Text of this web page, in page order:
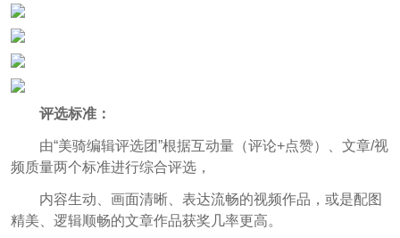
评选标准：
由“美骑编辑评选团”根据互动量（评论+点赞）、文章/视
频质量两个标准进行综合评选，
内容生动、画面清晰、表达流畅的视频作品，或是配图
精美、逻辑顺畅的文章作品获奖几率更高。